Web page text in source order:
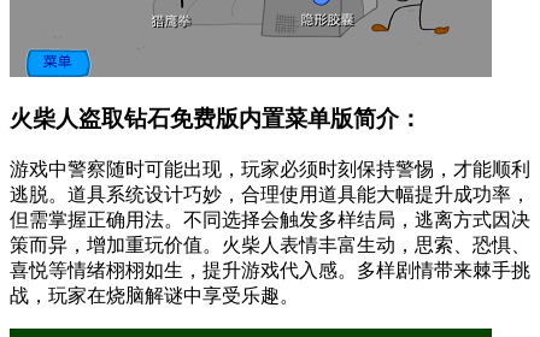
火柴人盗取钻石免费版内置菜单版简介：
游戏中警察随时可能出现，玩家必须时刻保持警惕，才能顺利
逃脱。道具系统设计巧妙，合理使用道具能大幅提升成功率，
但需掌握正确用法。不同选择会触发多样结局，逃离方式因决
策而异，增加重玩价值。火柴人表情丰富生动，思索、恐惧、
喜悦等情绪栩栩如生，提升游戏代入感。多样剧情带来棘手挑
战，玩家在烧脑解谜中享受乐趣。